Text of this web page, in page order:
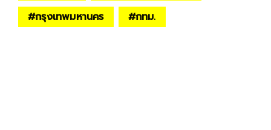
#กรุงเทพมหานคร #กทม.